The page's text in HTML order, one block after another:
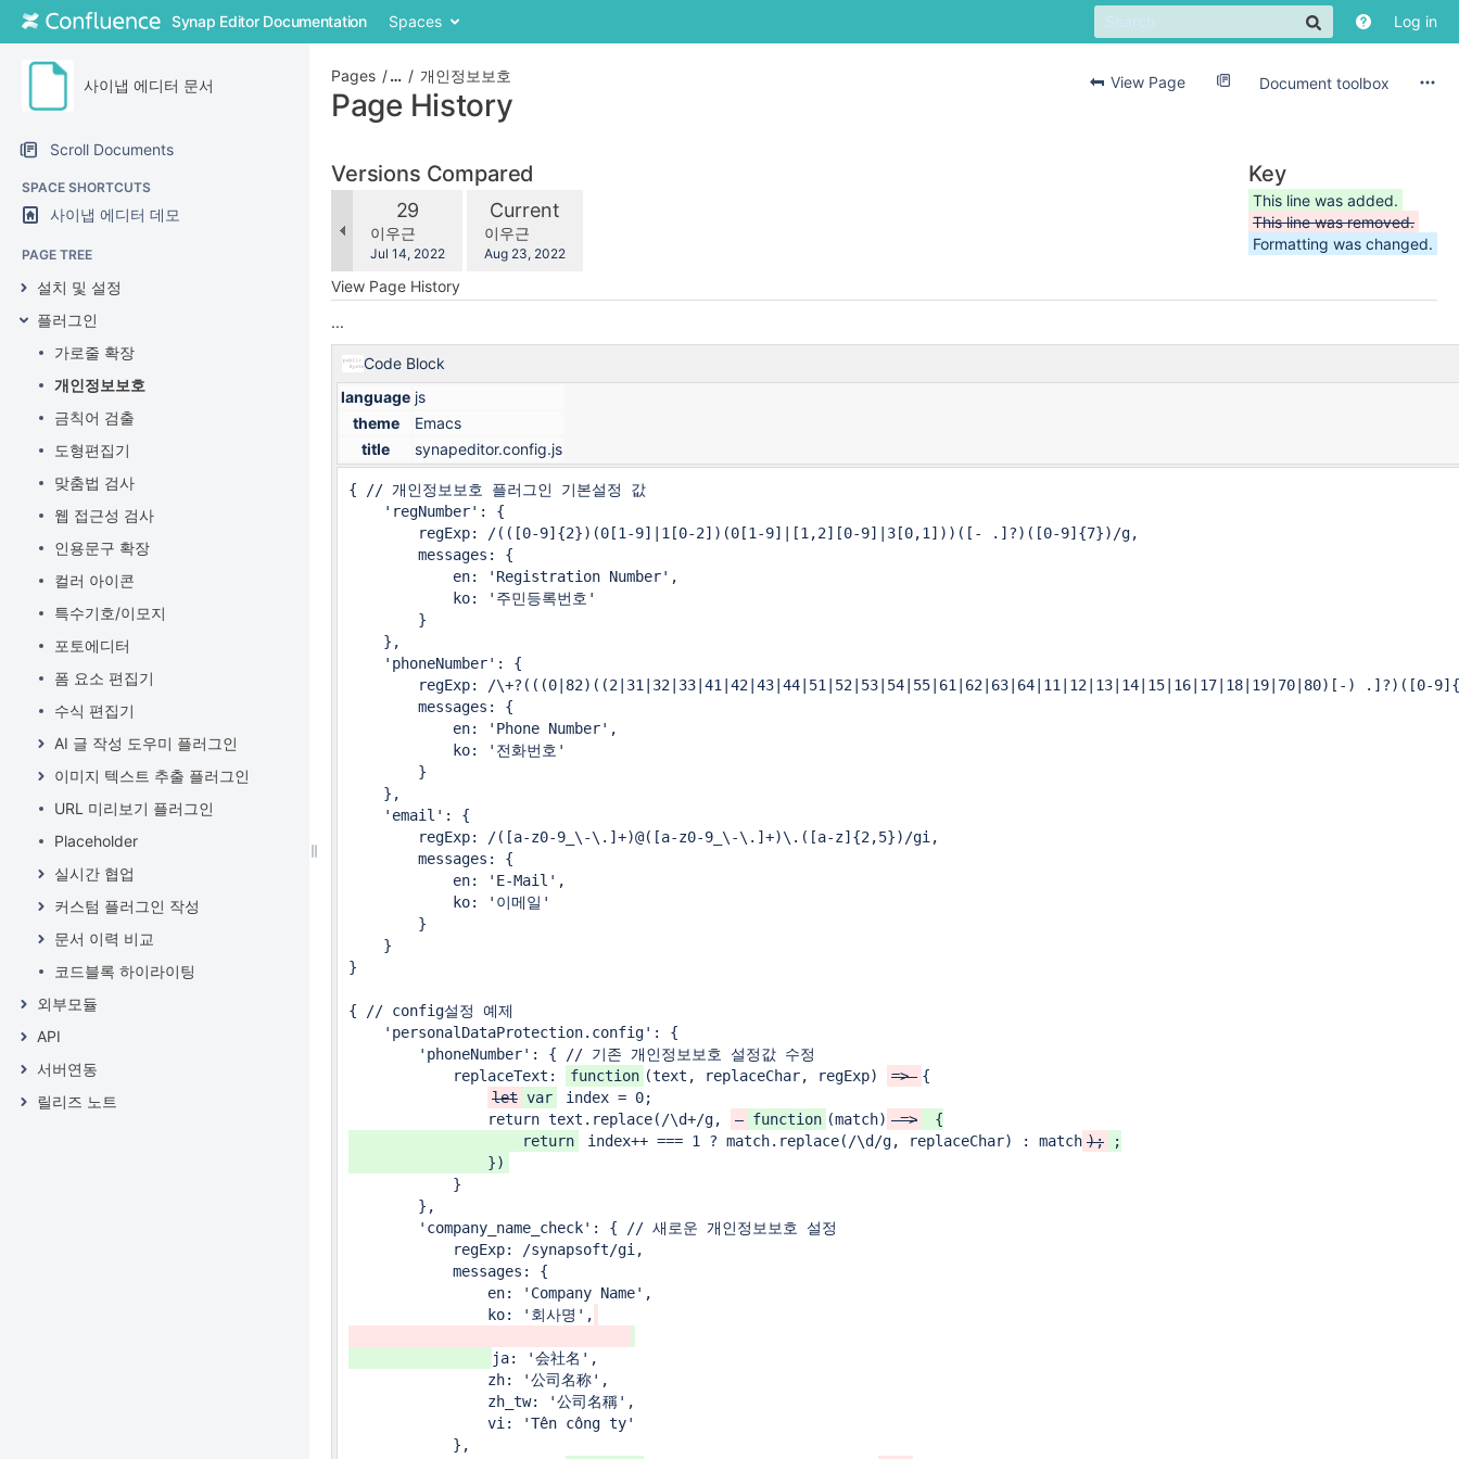
Skip
Skip
header
menu
Skip
menu
Skip
Synap Editor Documentation Spaces Log in
사이냅 에디터 문서
Scroll Documents
SPACE SHORTCUTS
사이냅 에디터 데모
PAGE TREE
설치 및 설정
플러그인
가로줄 확장
개인정보보호
금칙어 검출
도형편집기
맞춤법 검사
웹 접근성 검사
인용문구 확장
컬러 아이콘
특수기호/이모지
포토에디터
폼 요소 편집기
수식 편집기
AI 글 작성 도우미 플러그인
이미지 텍스트 추출 플러그인
URL 미리보기 플러그인
Placeholder
실시간 협업
커스텀 플러그인 작성
문서 이력 비교
코드블록 하이라이팅
외부모듈
API
서버연동
릴리즈 노트
View Page Document toolbox
Pages … 개인정보보호
Page History
Versions Compared
Old
Version
29
changes.mady.by.user
이우근
Saved
Jul 14, 2022
compared
with
New
Version
Current
changes.mady.by.user
이우근
Saved
Aug 23, 2022
View Page History
Key
This line was added.
This line was removed.
Formatting was changed.
...
Code Block
language js
theme
Emacs
title
synapeditor.config.js
{ // 개인정보보호 플러그인 기본설정 값
    'regNumber': {
        regExp: /(([0-9]{2})(0[1-9]|1[0-2])(0[1-9]|[1,2][0-9]|3[0,1]))([- .]?)([0-9]{7})/g,
        messages: {
            en: 'Registration Number',
            ko: '주민등록번호'
        }
    },
    'phoneNumber': {
regExp: /\+?(((0|82)((2|31|32|33|41|42|43|44|51|52|53|54|55|61|62|63|64|11|12|13|14|15|16|17|18|19|70|80)[-) .]?)([0-
        messages: {
            en: 'Phone Number',
            ko: '전화번호'
        }
    },
    'email': {
        regExp: /([a-z0-9_\-\.]+)@([a-z0-9_\-\.]+)\.([a-z]{2,5})/gi,
        messages: {
            en: 'E-Mail',
            ko: '이메일'
        }
    }
}
{ // config설정 예제
    'personalDataProtection.config': {
        'phoneNumber': { // 기존 개인정보보호 설정값 수정
            replaceText:
function (text, replaceChar, regExp) => {
let var
index = 0;
                return text.replace(/\d+/g,
function (match) =>
{
                    return
index++ === 1 ? match.replace(/\d/g, replaceChar) : match );
;
                })
            }
        },
        'company_name_check': { // 새로운 개인정보보호 설정
            regExp: /synapsoft/gi,
            messages: {
                en: 'Company Name',
                ko: '회사명',
ja: '会社名',
                zh: '公司名称',
                zh_tw: '公司名稱',
                vi: 'Tên công ty'
            },